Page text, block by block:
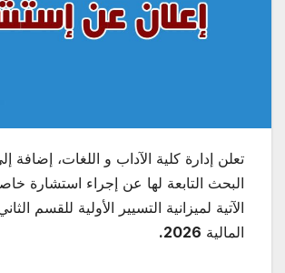
تعلن إدارة كلية الآداب و اللغات، إضافة
البحث التابعة لها عن إجراء استشارة
الآتية لميزانية التسيير الأولية للقسم
المالية 2026.